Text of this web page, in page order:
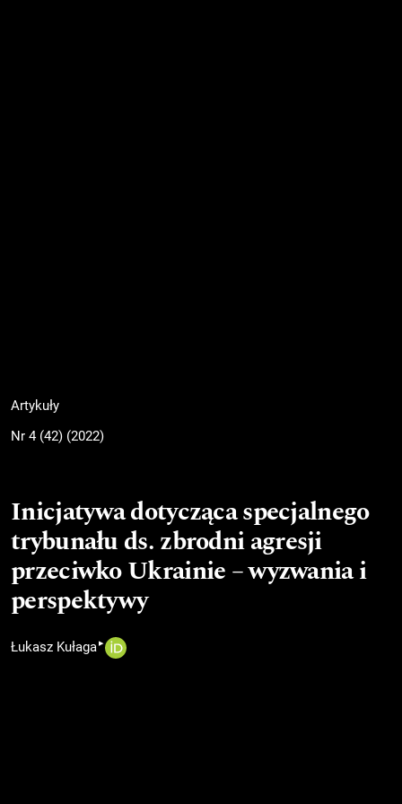
Artykuły
Nr 4 (42) (2022)
Inicjatywa dotycząca specjalnego
trybunału ds. zbrodni agresji
przeciwko Ukrainie – wyzwania i
perspektywy
Łukasz Kułaga▸